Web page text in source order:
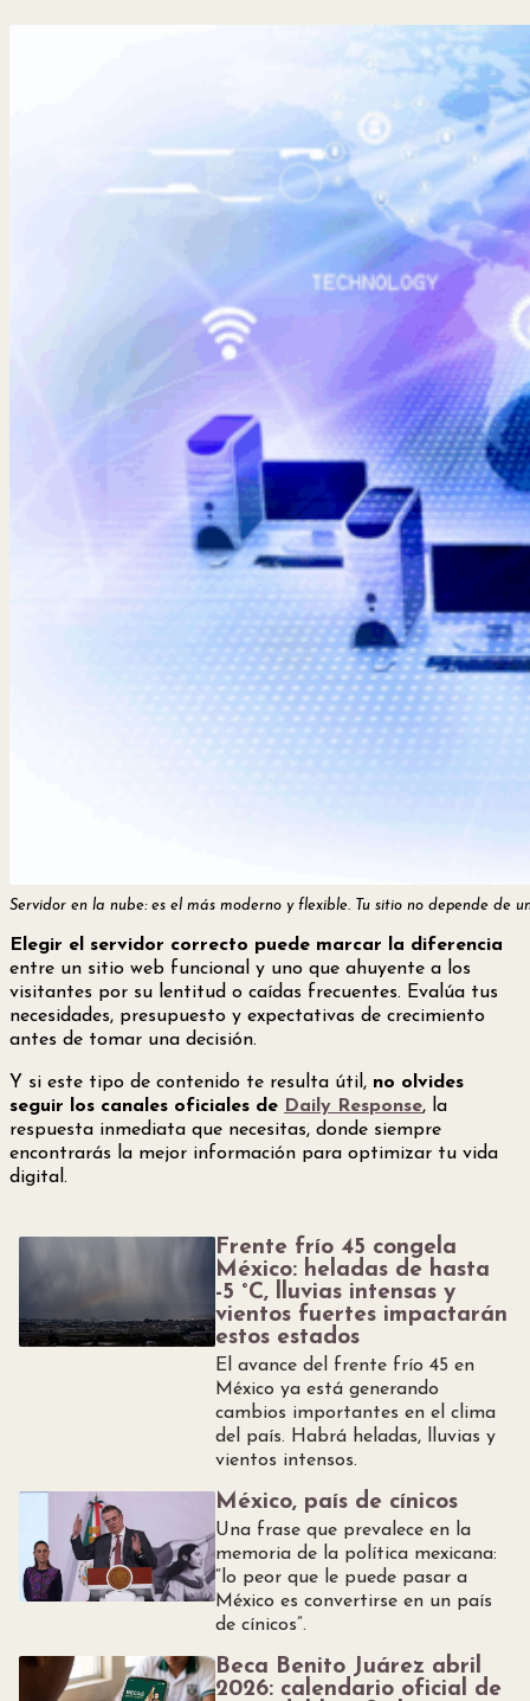
Servidor en la nube: es el más moderno y flexible. Tu sitio no depende de
Elegir el servidor correcto puede marcar la diferencia
entre un sitio web funcional y uno que ahuyente a los
visitantes por su lentitud o caídas frecuentes. Evalúa tus
necesidades, presupuesto y expectativas de crecimiento
antes de tomar una decisión.
Y si este tipo de contenido te resulta útil, no olvides
seguir los canales oficiales de Daily Response, la
respuesta inmediata que necesitas, donde siempre
encontrarás la mejor información para optimizar tu vida
digital.
Frente frío 45 congela
México: heladas de hasta
-5 °C, lluvias intensas y
vientos fuertes impactarán
estos estados
El avance del frente frío 45 en
México ya está generando
cambios importantes en el clima
del país. Habrá heladas, lluvias y
vientos intensos.
México, país de cínicos
Una frase que prevalece en la
memoria de la política mexicana:
“lo peor que le puede pasar a
México es convertirse en un país
de cínicos”.
Beca Benito Juárez abril
2026: calendario oficial de